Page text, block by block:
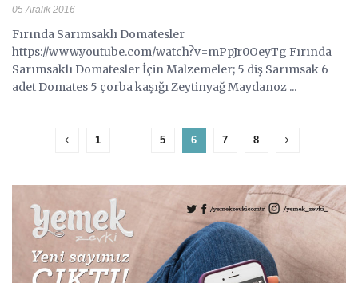
05 Aralık 2016
Fırında Sarımsaklı Domatesler
https://www.youtube.com/watch?v=mPpJr0OeyTg Fırında
Sarımsaklı Domatesler İçin Malzemeler; 5 diş Sarımsak 6
adet Domates 5 çorba kaşığı Zeytinyağ Maydanoz ...
1 5 6 7 8